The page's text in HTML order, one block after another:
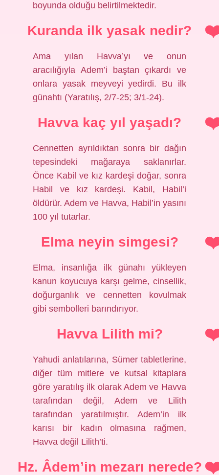
boyunda olduğu belirtilmektedir.
Kuranda ilk yasak nedir?
Ama yılan Havva’yı ve onun
aracılığıyla Adem’i baştan çıkardı ve
onlara yasak meyveyi yedirdi. Bu ilk
günahtı (Yaratılış, 2/7-25; 3/1-24).
Havva kaç yıl yaşadı?
Cennetten ayrıldıktan sonra bir dağın
tepesindeki mağaraya saklanırlar.
Önce Kabil ve kız kardeşi doğar, sonra
Habil ve kız kardeşi. Kabil, Habil’i
öldürür. Adem ve Havva, Habil’in yasını
100 yıl tutarlar.
Elma neyin simgesi?
Elma, insanlığa ilk günahı yükleyen
kanun koyucuya karşı gelme, cinsellik,
doğurganlık ve cennetten kovulmak
gibi sembolleri barındırıyor.
Havva Lilith mi?
Yahudi anlatılarına, Sümer tabletlerine,
diğer tüm mitlere ve kutsal kitaplara
göre yaratılış ilk olarak Adem ve Havva
tarafından değil, Adem ve Lilith
tarafından yaratılmıştır. Adem’in ilk
karısı bir kadın olmasına rağmen,
Havva değil Lilith’ti.
Hz. Âdem’in mezarı nerede?